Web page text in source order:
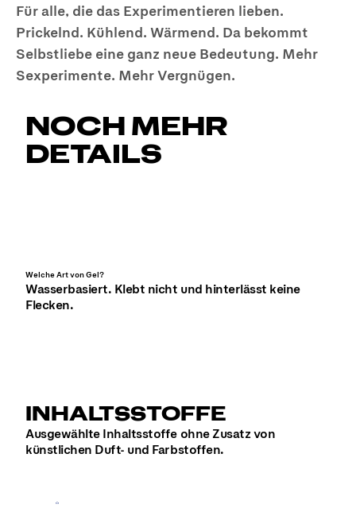
Für alle, die das Experimentieren lieben.
Prickelnd. Kühlend. Wärmend. Da bekommt
Selbstliebe eine ganz neue Bedeutung. Mehr
Sexperimente. Mehr Vergnügen.
NOCH MEHR
DETAILS
Welche Art von Gel?
Wasserbasiert. Klebt nicht und hinterlässt keine
Flecken.
INHALTSSTOFFE
Ausgewählte Inhaltsstoffe ohne Zusatz von
künstlichen Duft- und Farbstoffen.